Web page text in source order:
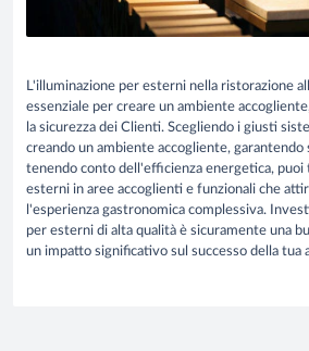
L'illuminazione per esterni nella ristorazione
essenziale per creare un ambiente
la sicurezza dei Clienti. Scegliendo i giusti
creando un ambiente accogliente, garantendo
tenendo conto dell'efficienza energetica, puoi
esterni in aree accoglienti e funzionali che
l'esperienza gastronomica complessiva.
per esterni di alta qualità è sicuramente una
un impatto significativo sul successo della tua